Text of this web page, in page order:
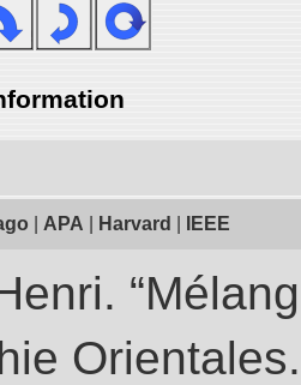
APA Harvard IEEE